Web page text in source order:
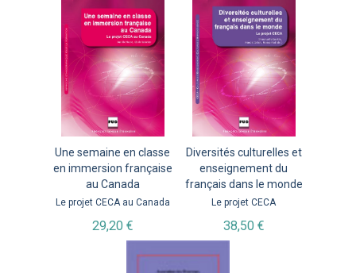
Une semaine en classe
en immersion française
au Canada
Le projet CECA au Canada
29,20 €
Diversités culturelles et
enseignement du
français dans le monde
Le projet CECA
38,50 €